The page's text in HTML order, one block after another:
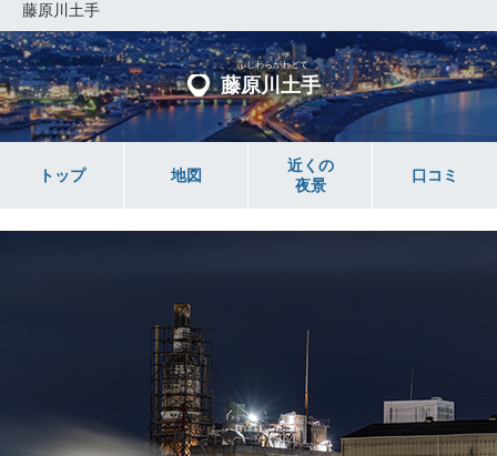
藤原川土手
藤原川土手
ふじわらがわどて
トップ 地図
近くの
夜景
口コミ